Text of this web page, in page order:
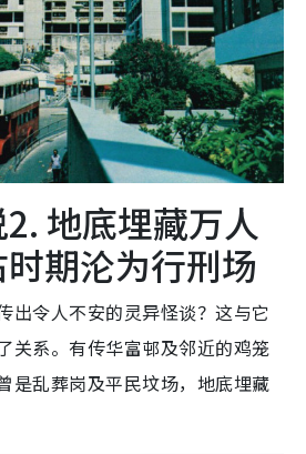
地底埋藏万人
期沦为行刑场
出令人不安的灵异怪谈？这与它
关系。有传华富邨及邻近的鸡笼
是乱葬岗及平民坟场，地底埋藏